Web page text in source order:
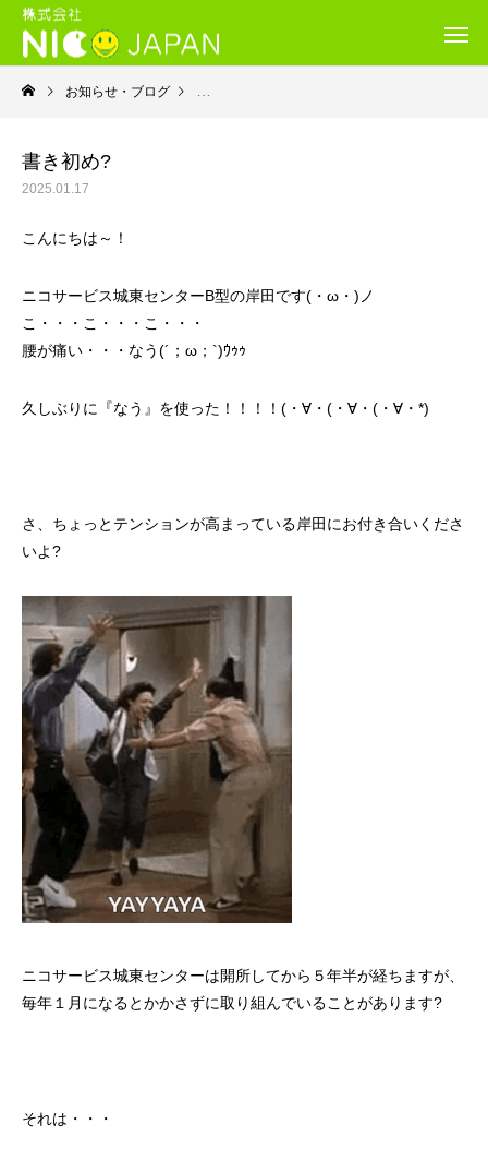
お知らせ・ブログ 就労継続支援Ｂ型・ニコサービス城東センター
書き初め?
2025.01.17
こんにちは～！
ニコサービス城東センターB型の岸田です(・ω・)ノ
こ・・・こ・・・こ・・・
腰が痛い・・・なう(´；ω；`)ｳｩｩ
久しぶりに『なう』を使った！！！！(・∀・(・∀・(・∀・*)
さ、ちょっとテンションが高まっている岸田にお付き合いくださ
いよ?
ニコサービス城東センターは開所してから５年半が経ちますが、
毎年１月になるとかかさずに取り組んでいることがあります?
それは・・・